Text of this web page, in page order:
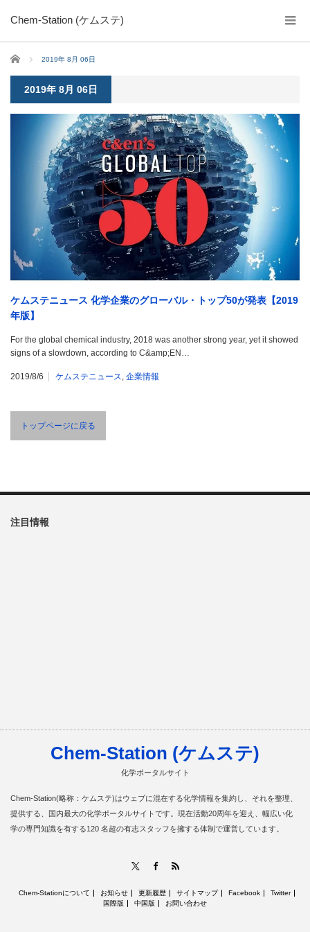
Chem-Station (ケムステ)
ホーム 2019年 8月 06日
2019年 8月 06日
ケムステニュース 化学企業のグローバル・トップ50が発表【2019
年版】
For the global chemical industry, 2018 was another strong year, yet it showed
signs of a slowdown, according to C&amp;EN…
2019/8/6 ケムステニュース, 企業情報
トップページに戻る
注目情報
Chem-Station (ケムステ)
化学ポータルサイト
Chem-Station(略称：ケムステ)はウェブに混在する化学情報を集約し、それを整理、
提供する、国内最大の化学ポータルサイトです。現在活動20周年を迎え、幅広い化
学の専門知識を有する120 名超の有志スタッフを擁する体制で運営しています。
Facebook
Chem-Stationについて お知らせ 更新履歴 サイトマップ Facebook
Twitter
国際版
中国版 お問い合わせ